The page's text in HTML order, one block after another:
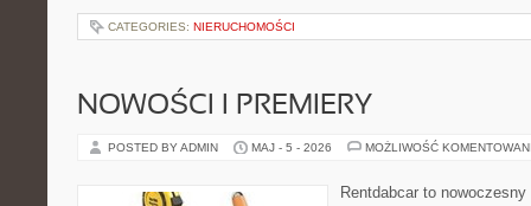
CATEGORIES: NIERUCHOMOŚCI
NOWOŚCI I PREMIERY
POSTED BY ADMIN MAJ - 5 - 2026 MOŻLIWOŚĆ
Rentdabcar to